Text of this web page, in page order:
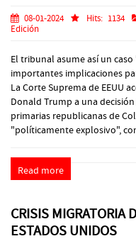
08-01-2024 Hits: 1134
Edición
El tribunal asume así un
importantes implicaciones
La Corte Suprema de EEUU
Donald Trump a una
primarias republicanas de
"políticamente explosivo",
Read more
CRISIS MIGRATORIA
ESTADOS UNIDOS